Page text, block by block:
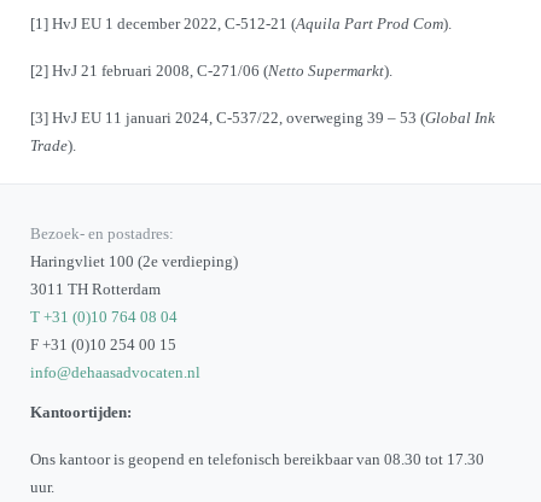
[1] HvJ EU 1 december 2022, C-512-21 (Aquila Part Prod Com).
[2] HvJ 21 februari 2008, C-271/06 (Netto Supermarkt).
[3] HvJ EU 11 januari 2024, C-537/22, overweging 39 – 53 (Global Ink
Trade).
Bezoek- en postadres:
Haringvliet 100 (2e verdieping)
3011 TH Rotterdam
T +31 (0)10 764 08 04
F +31 (0)10 254 00 15
info@dehaasadvocaten.nl
Kantoortijden:
Ons kantoor is geopend en telefonisch bereikbaar van 08.30 tot 17.30
uur.